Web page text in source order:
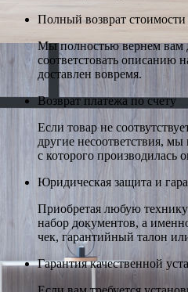
Полный возврат стоимости
Мы полностью вернем вам
соответстовать описанию
доставлен вовремя.
Возврат платежа по счету
Если товар не
другие несоответствия, мы
с которого производилась
Юридическая защита и
Приобретая любую
набор документов, а
чек, гарантийный талон
Гарантия качественной